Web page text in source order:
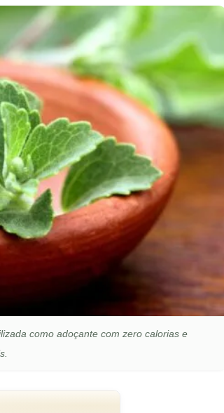
como adoçante com zero calorias e